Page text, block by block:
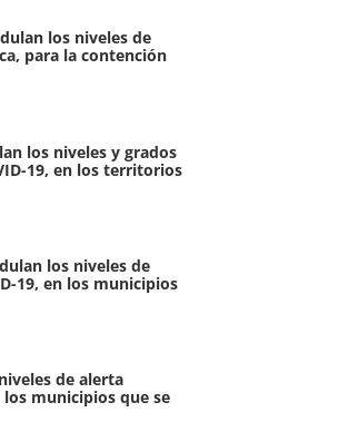
los niveles de
para la contención
los niveles y grados
19, en los territorios
los niveles de
19, en los municipios
de alerta
municipios que se